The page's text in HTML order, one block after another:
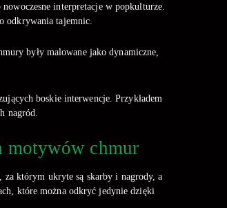
interpretacje w popkulturze.
odkrywania tajemnic.
były malowane jako dynamiczne,
boskie interwencje. Przykładem
nagród.
motywów chmur
za którym ukryte są skarby i nagrody, a
które można odkryć jedynie dzięki